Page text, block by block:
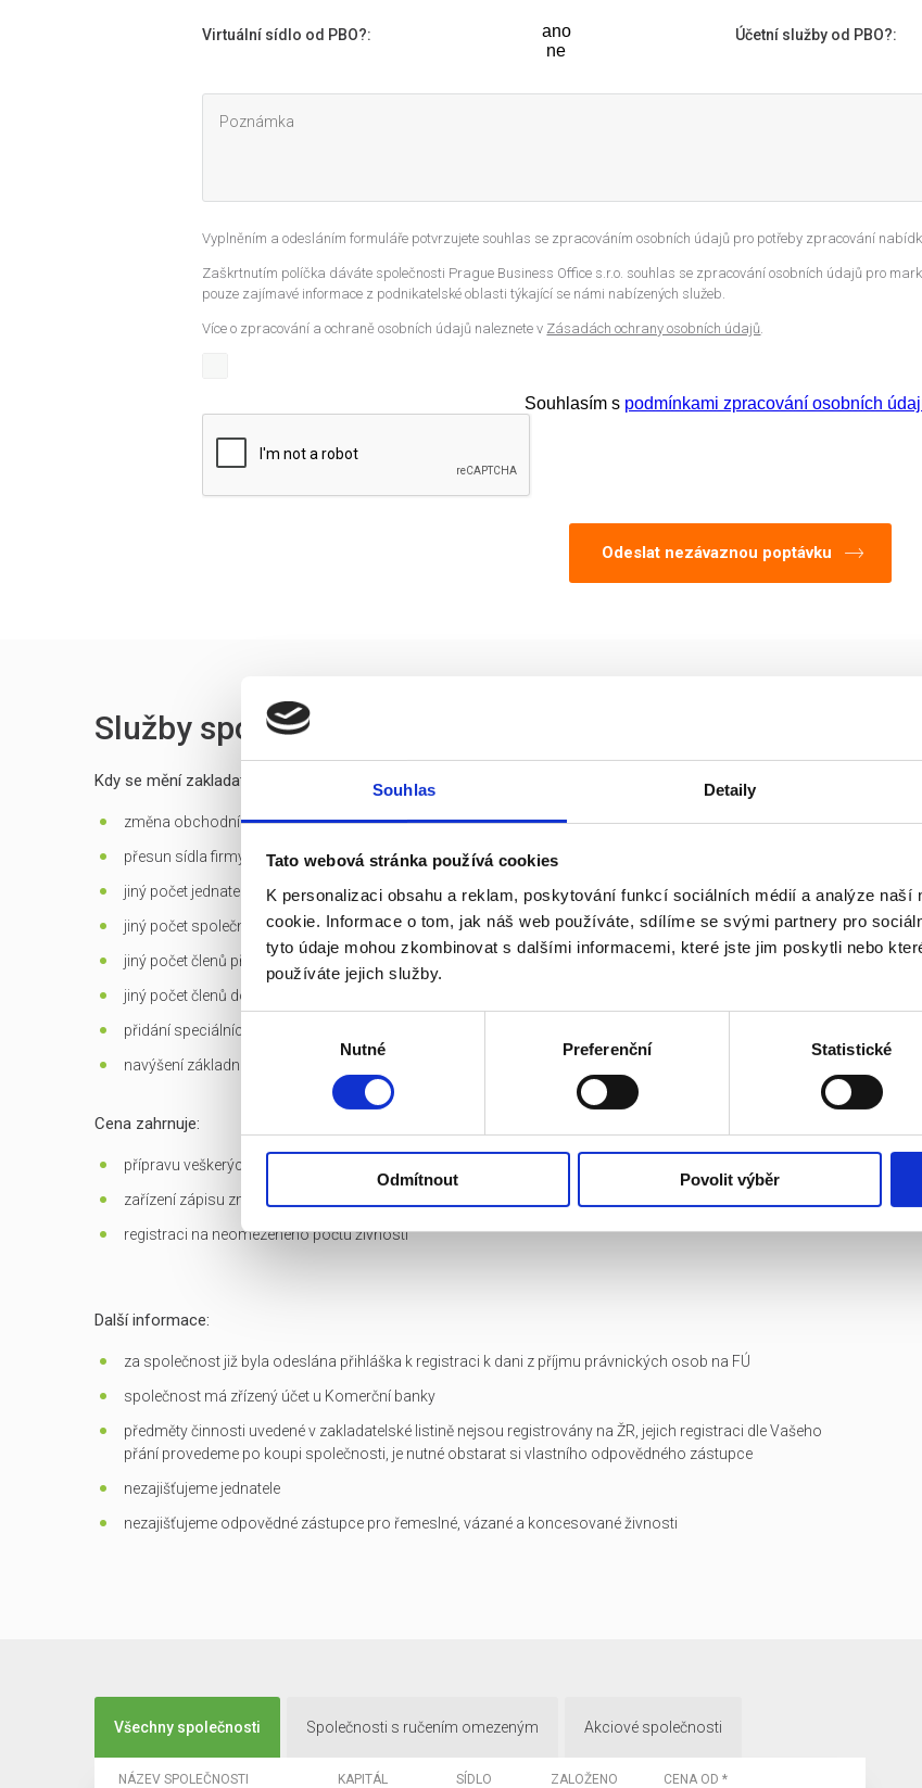
Souhlas Detaily
Tato webová stránka používá cookies
K personalizaci obsahu a reklam, poskytování funkcí sociálních médií a analýze
cookie. Informace o tom, jak náš web používáte, sdílíme se svými partnery pro
tyto údaje mohou zkombinovat s dalšími informacemi, které jste jim poskytli nebo
používáte jejich služby.
Výběr
Nutné Preferenční Statistické
Odmítnout Povolit výběr
Virtuální sídlo od PBO?:
ano
ne
Účetní služby od PBO?:
Vyplněním a odesláním formuláře potvrzujete souhlas se zpracováním osobních údajů pro potřeby zpracování
Zaškrtnutím políčka dáváte společnosti Prague Business Office s.r.o. souhlas se zpracování osobních údajů pro
pouze zajímavé informace z podnikatelské oblasti týkající se námi nabízených služeb.
Více o zpracování a ochraně osobních údajů naleznete v Zásadách ochrany osobních údajů.
Souhlasím s podmínkami zpracování osobních
Služby spojené s prodejem
Kdy se mění zakladatelská listina?
změna obchodní firmy (jména) společnosti
přesun sídla firmy mimo Prahu
jiný počet jednatelů než 1 - u s.r.o.
jiný počet společníků než 1 - jen u s.r.o. založených do roku 2013 včetně
jiný počet členů představenstva než 1 v případě jediného akcionáře, než 3 v případě více akcionářů - u a.s.
jiný počet členů dozorčí rady než 3 - u a.s.
přidání speciálních
navýšení základního kapitálu
Cena zahrnuje:
přípravu veškerých dokumentů potřebných k převodu
zařízení zápisu změn do OR
registraci na neomezeného počtu živností
Další informace:
za společnost již byla odeslána přihláška k registraci k dani z příjmu právnických osob na FÚ
společnost má zřízený účet u Komerční banky
předměty činnosti uvedené v zakladatelské listině nejsou registrovány na ŽR, jejich registraci dle Vašeho
přání provedeme po koupi společnosti, je nutné obstarat si vlastního odpovědného zástupce
nezajišťujeme jednatele
nezajišťujeme odpovědné zástupce pro řemeslné, vázané a koncesované živnosti
Všechny společnosti Společnosti s ručením omezeným Akciové společnosti
NÁZEV SPOLEČNOSTI KAPITÁL SÍDLO ZALOŽENO CENA OD *